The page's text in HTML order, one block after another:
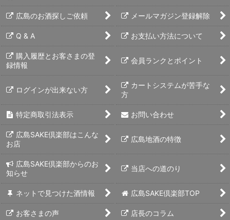
広島のお酒探しご依頼 メールマガジン登録解除
Q & A お支払い方法について
購入履歴とお客さまの登
録情報
会員ランクとポイント
ログインが出来ない方
カートシステムが苦手な
方
特定商取引法表示 お問い合わせ
広島SAKE倶楽部はこんな
お店
広島地酒の特徴
広島SAKE倶楽部からのお
知らせ
当店への道のり
ネットで見つけた酒情報 広島SAKE倶楽部TOP
お客さまの声 店長のコラム